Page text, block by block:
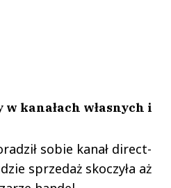
kanałach własnych i
sobie kanał direct-
sprzedaż skoczyła aż